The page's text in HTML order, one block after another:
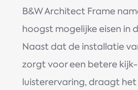
B&W Architect Frame
hoogst mogelijke eisen in
Naast dat de installatie
zorgt voor een betere
luisterervaring, draagt